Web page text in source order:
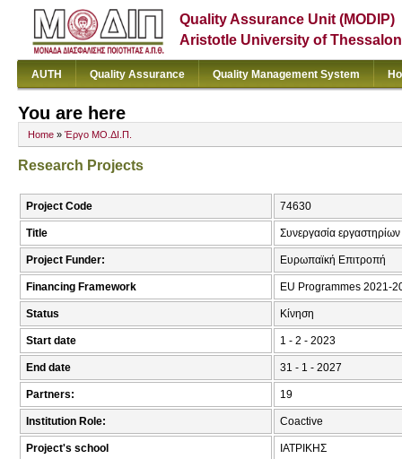
Quality Assurance Unit (MODIP)
Aristotle University of
AUTH Quality Assurance Quality Management System
You are here
Home » Έργο ΜΟ.ΔΙ.Π.
Research Projects
Project Code 74630
Title Συνεργασία εργαστηρίων
Project Funder: Ευρωπαϊκή Επιτροπή
Financing Framework EU Programmes 2021-
Status Κίνηση
Start date 1 - 2 - 2023
End date 31 - 1 - 2027
Partners: 19
Institution Role: Coactive
Project's school ΙΑΤΡΙΚΗΣ